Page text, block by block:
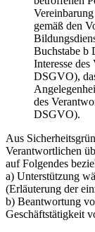
gemäß den
Buchstabe b
Interesse
DSGVO),
des
DSGVO).
Aus
Verantwortlichen
auf Folgendes
a) Unterstützung
(Erläuterung der
b) Beantwortung
Geschäftstätigkeit